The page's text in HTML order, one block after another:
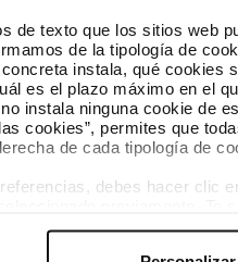
de texto que los sitios web
de la tipología de
instala, qué cookies
es el plazo máximo en el
instala ninguna cookie de
cookies”, permites que
de cada tipología de
debes hacer clic
tus opciones de
de cookies Gestor de cookies